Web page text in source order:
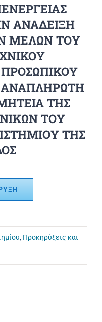
ΑΝΑΔΕΙΞΗ
ΜΕΛΩΝ ΤΟΥ
ΑΝΑΠΛΗΡΩΤΗ
ΤΗΣ
ΤΟΥ
ΤΗΣ
, Προκηρύξεις και